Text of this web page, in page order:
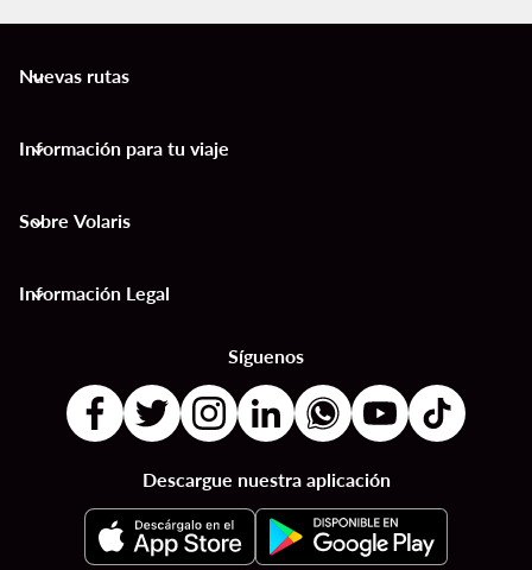
Nuevas rutas
keyboard_arrow_down
Información para tu viaje
keyboard_arrow_down
Sobre Volaris
keyboard_arrow_down
Información Legal
keyboard_arrow_down
Síguenos
Descargue nuestra aplicación